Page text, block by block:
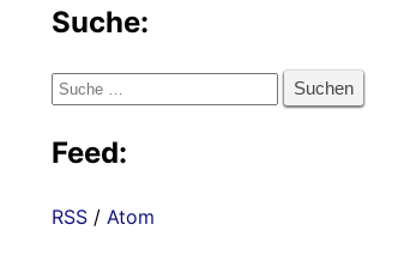
Suche:
Suche
Feed:
RSS / Atom